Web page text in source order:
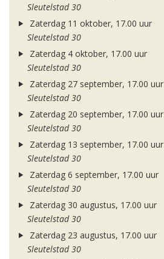
Sleutelstad 30
Zaterdag 11 oktober, 17.00 uur
Sleutelstad 30
Zaterdag 4 oktober, 17.00 uur
Sleutelstad 30
Zaterdag 27 september, 17.00 uur
Sleutelstad 30
Zaterdag 20 september, 17.00 uur
Sleutelstad 30
Zaterdag 13 september, 17.00 uur
Sleutelstad 30
Zaterdag 6 september, 17.00 uur
Sleutelstad 30
Zaterdag 30 augustus, 17.00 uur
Sleutelstad 30
Zaterdag 23 augustus, 17.00 uur
Sleutelstad 30